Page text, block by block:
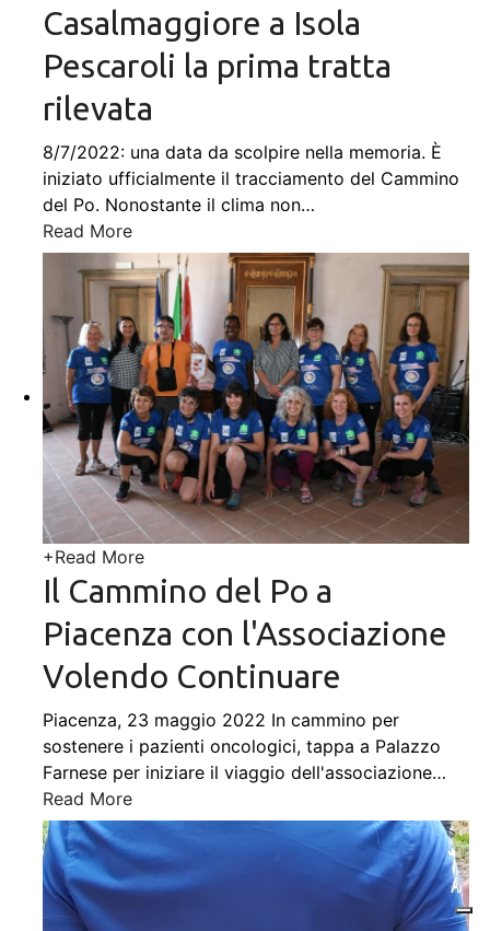
Casalmaggiore a Isola
Pescaroli la prima tratta
rilevata
8/7/2022: una data da scolpire nella memoria. È
iniziato ufficialmente il tracciamento del Cammino
del Po. Nonostante il clima non…
Read More
+Read More
Il Cammino del Po a
Piacenza con l'Associazione
Volendo Continuare
Piacenza, 23 maggio 2022 In cammino per
sostenere i pazienti oncologici, tappa a Palazzo
Farnese per iniziare il viaggio dell'associazione…
Read More